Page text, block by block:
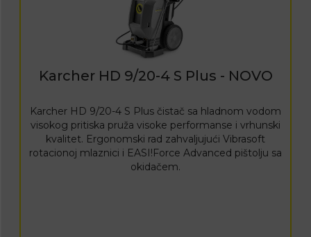
Karcher HD 9/20-4 S Plus - NOVO
Karcher HD 9/20-4 S Plus čistač sa hladnom vodom
visokog pritiska pruža visoke performanse i vrhunski
kvalitet. Ergonomski rad zahvaljujući Vibrasoft
rotacionoj mlaznici i EASI!Force Advanced pištolju sa
okidačem.